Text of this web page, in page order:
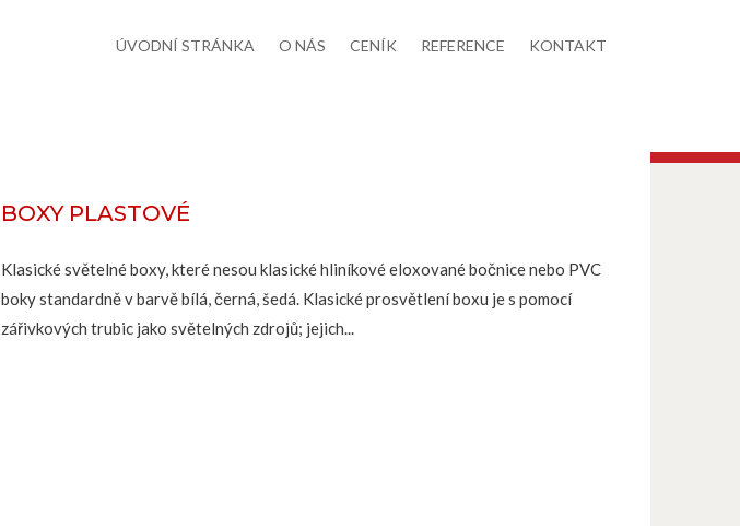
ÚVODNÍ STRÁNKA O NÁS CENÍK REFERENCE KONTAKT
BOXY PLASTOVÉ
Klasické světelné boxy, které nesou klasické hliníkové eloxované bočnice nebo PVC
boky standardně v barvě bílá, černá, šedá. Klasické prosvětlení boxu je s pomocí
zářivkových trubic jako světelných zdrojů; jejich...